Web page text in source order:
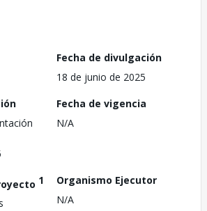
Fecha de divulgación
18 de junio de 2025
Fecha de vigencia
N/A
1
Organismo Ejecutor
N/A